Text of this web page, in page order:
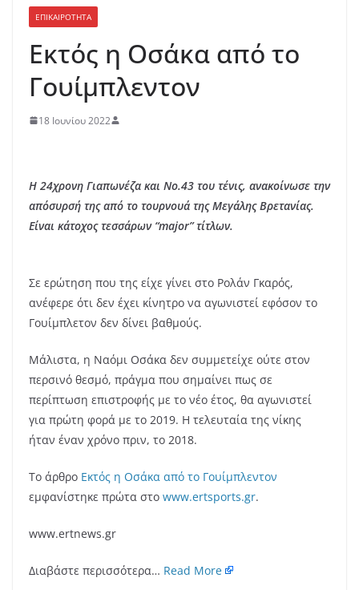
ΕΠΙΚΑΙΡΟΤΗΤΑ
Εκτός η Οσάκα από το
Γουίμπλεντον
18 Ιουνίου 2022
Η 24χρονη Γιαπωνέζα και Νο.43 του τένις, ανακοίνωσε την
απόσυρσή της από το τουρνουά της Μεγάλης Βρετανίας.
Είναι κάτοχος τεσσάρων “major” τίτλων.
Σε ερώτηση που της είχε γίνει στο Ρολάν Γκαρός,
ανέφερε ότι δεν έχει κίνητρο να αγωνιστεί εφόσον το
Γουίμπλετον δεν δίνει βαθμούς.
Μάλιστα, η Ναόμι Οσάκα δεν συμμετείχε ούτε στον
περσινό θεσμό, πράγμα που σημαίνει πως σε
περίπτωση επιστροφής με το νέο έτος, θα αγωνιστεί
για πρώτη φορά με το 2019. Η τελευταία της νίκης
ήταν έναν χρόνο πριν, το 2018.
Το άρθρο Εκτός η Οσάκα από το Γουίμπλεντον
εμφανίστηκε πρώτα στο www.ertsports.gr.
www.ertnews.gr
Διαβάστε περισσότερα… Read More